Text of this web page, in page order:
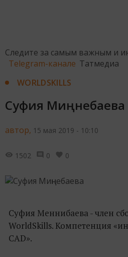
Следите за самым важным и
Telegram-канале Татмедиа
WORLDSKILLS
Суфия Миңнебаева
автор, 15 мая 2019 - 10:10
1502 0 0
Суфия Меннибаева - член
WorldSkills. Компетенция
CAD».